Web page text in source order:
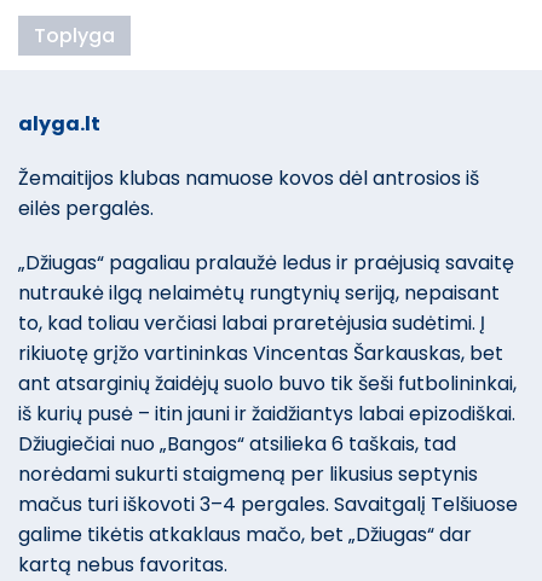
Toplyga
alyga.lt
Žemaitijos klubas namuose kovos dėl antrosios iš
eilės pergalės.
„Džiugas“ pagaliau pralaužė ledus ir praėjusią savaitę
nutraukė ilgą nelaimėtų rungtynių seriją, nepaisant
to, kad toliau verčiasi labai praretėjusia sudėtimi. Į
rikiuotę grįžo vartininkas Vincentas Šarkauskas, bet
ant atsarginių žaidėjų suolo buvo tik šeši futbolininkai,
iš kurių pusė – itin jauni ir žaidžiantys labai epizodiškai.
Džiugiečiai nuo „Bangos“ atsilieka 6 taškais, tad
norėdami sukurti staigmeną per likusius septynis
mačus turi iškovoti 3–4 pergales. Savaitgalį Telšiuose
galime tikėtis atkaklaus mačo, bet „Džiugas“ dar
kartą nebus favoritas.